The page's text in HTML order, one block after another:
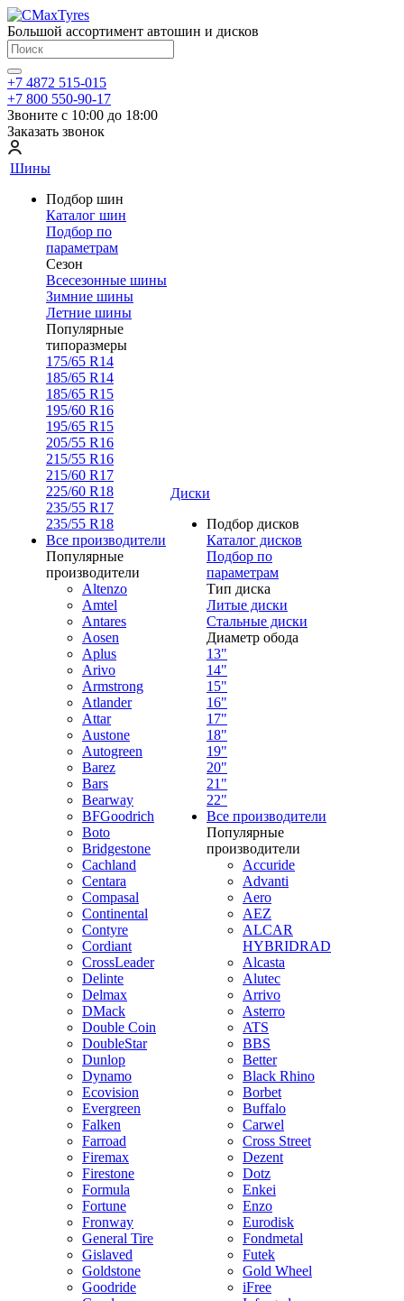
Большой ассортимент автошин и дисков
+7 4872 515-015
+7 800 550-90-17
Звоните с 10:00 до 18:00
Заказать звонок
Шины
Подбор шин
Каталог шин
Подбор по
параметрам
Сезон
Всесезонные шины
Зимние шины
Летние шины
Популярные
типоразмеры
175/65 R14
185/65 R14
185/65 R15
195/60 R16
195/65 R15
205/55 R16
215/55 R16
215/60 R17
225/60 R18
235/55 R17
235/55 R18
Все производители
Популярные
производители
Altenzo
Amtel
Antares
Aosen
Aplus
Arivo
Armstrong
Atlander
Attar
Austone
Autogreen
Barez
Bars
Bearway
BFGoodrich
Boto
Bridgestone
Cachland
Centara
Compasal
Continental
Contyre
Cordiant
CrossLeader
Delinte
Delmax
DMack
Double Coin
DoubleStar
Dunlop
Dynamo
Ecovision
Evergreen
Falken
Farroad
Firemax
Firestone
Formula
Fortune
Fronway
General Tire
Gislaved
Goldstone
Goodride
Диски
Подбор дисков
Каталог дисков
Подбор по
параметрам
Тип диска
Литые диски
Стальные диски
Диаметр обода
13"
14"
15"
16"
17"
18"
19"
20"
21"
22"
Все производители
Популярные
производители
Accuride
Advanti
Aero
AEZ
ALCAR
HYBRIDRAD
Alcasta
Alutec
Arrivo
Asterro
ATS
BBS
Better
Black Rhino
Borbet
Buffalo
Carwel
Cross Street
Dezent
Dotz
Enkei
Enzo
Eurodisk
Fondmetal
Futek
Gold Wheel
iFree